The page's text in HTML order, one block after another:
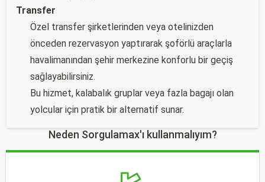
Transfer
Özel transfer şirketlerinden veya otelinizden
önceden rezervasyon yaptırarak şoförlü araçlarla
havalimanından şehir merkezine konforlu bir geçiş
sağlayabilirsiniz.
Bu hizmet, kalabalık gruplar veya fazla bagajı olan
yolcular için pratik bir alternatif sunar.
Neden Sorgulamax'ı kullanmalıyım?